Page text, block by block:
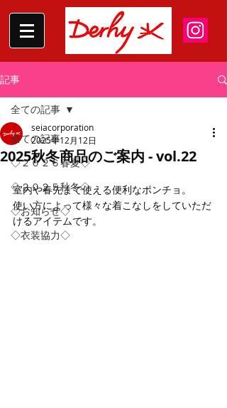
記事
全ての記事
◇２０２６春夏◇
◇２０２５秋冬◇
◇お知らせ◇
◇衣装協力◇
全ての記事
2025秋冬商品のご案内 - vol.22
seiacorporation
2025年12月12日
室内や春先まで使える便利なポンチョ。
使い方によって様々な着こなしをしていただ
けるアイテムです。